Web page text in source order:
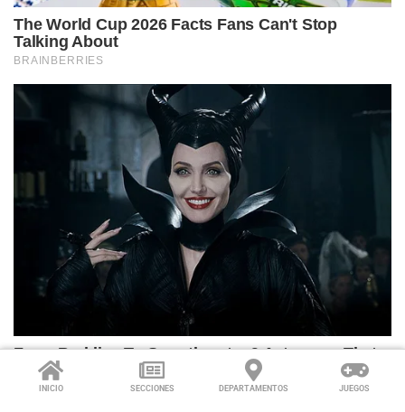
INICIO SECCIONES DEPARTAMENTOS JUEGOS